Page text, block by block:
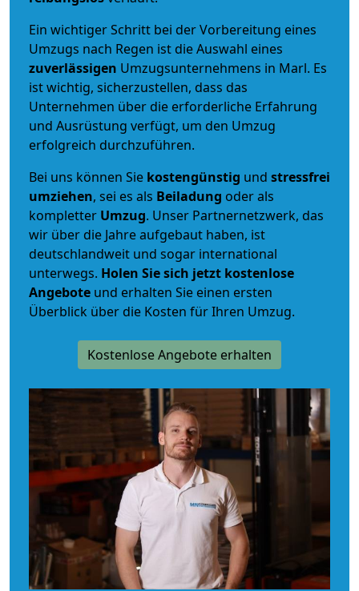
Ein wichtiger Schritt bei der Vorbereitung eines
Umzugs nach Regen ist die Auswahl eines
zuverlässigen Umzugsunternehmens in Marl. Es
ist wichtig, sicherzustellen, dass das
Unternehmen über die erforderliche Erfahrung
und Ausrüstung verfügt, um den Umzug
erfolgreich durchzuführen.
Bei uns können Sie kostengünstig und stressfrei
umziehen, sei es als Beiladung oder als
kompletter Umzug. Unser Partnernetzwerk, das
wir über die Jahre aufgebaut haben, ist
deutschlandweit und sogar international
unterwegs. Holen Sie sich jetzt kostenlose
Angebote und erhalten Sie einen ersten
Überblick über die Kosten für Ihren Umzug.
Kostenlose Angebote erhalten